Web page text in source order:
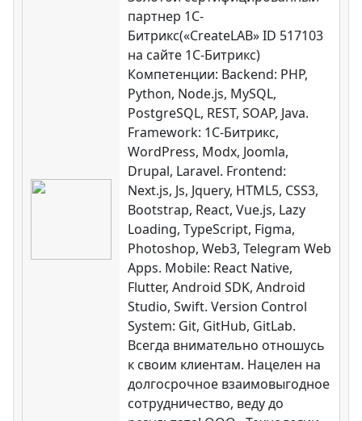
партнер 1С-
Битрикс(«CreateLAB» ID 517103
на сайте 1С-Битрикс)
Компетенции: Backend: PHP,
Python, Node.js, MySQL,
PostgreSQL, REST, SOAP, Java.
Framework: 1C-Битрикс,
WordPress, Modx, Joomla,
Drupal, Laravel. Frontend:
Next.js, Js, Jquery, HTML5, CSS3,
Bootstrap, React, Vue.js, Lazy
Loading, TypeScript, Figma,
Photoshop, Web3, Telegram Web
Apps. Mobile: React Native,
Flutter, Android SDK, Android
Studio, Swift. Version Control
System: Git, GitHub, GitLab.
Всегда внимательно отношусь
к своим клиентам. Нацелен на
долгосрочное взаимовыгодное
сотрудничество, веду до